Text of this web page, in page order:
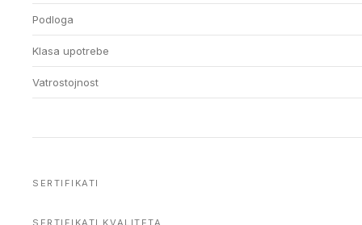
Podloga
Klasa upotrebe
Vatrostojnost
SERTIFIKATI
SERTIFIKATI KVALITETA